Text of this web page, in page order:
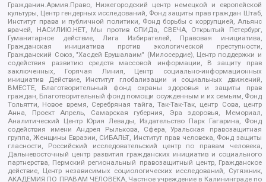
Гражданин.Армия.Право, Нижегородский центр немецкой и европейской
культуры, Центр гендерных исследований, Фонд защиты прав граждан Штаб,
Институт права и публичной политики, Фонд борьбы с коррупцией, Альянс
врачей, НАСИЛИЮ.НЕТ, Мы против СПИДа, СВЕЧА, Открытый Петербург,
Гуманитарное действие, Лига Избирателей, Правовая инициатива,
Гражданская инициатива против экологической преступности,
Гражданский Союз, "Хасдей Ерушалаим" (Милосердие), Центр поддержки и
содействия развитию средств массовой информации, В защиту прав
заключенных, Горячая Линия, Центр социально-информационных
инициатив Действие, Институт глобализации и социальных движений,
ВМЕСТЕ, Благотворительный фонд охраны здоровья и защиты прав
граждан, Благотворительный фонд помощи осужденным и их семьям, Фонд
Тольятти, Новое время, Серебряная тайга, Так-Так-Так, центр Сова, центр
Анна, Проект Апрель, Самарская губерния, Эра здоровья, Мемориал,
Аналитический Центр Юрия Левады, Издательство Парк Гагарина, Фонд
содействия имени Андрея Рылькова, Сфера, Уральская правозащитная
группа, Женщины Евразии, СИБАЛЬТ, Институт прав человека, Фонд защиты
гласности, Российский исследовательский центр по правам человека,
Дальневосточный центр развития гражданских инициатив и социального
партнерства, Пермский региональный правозащитный центр, Гражданское
действие, Центр независимых социологических исследований, Сутяжник,
АКАДЕМИЯ ПО ПРАВАМ ЧЕЛОВЕКА, Частное учреждение в Калининграде по